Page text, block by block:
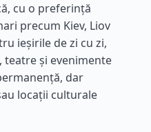
cu o preferință
precum Kiev, Liov
ieșirile de zi cu zi,
teatre și evenimente
dar
locații culturale